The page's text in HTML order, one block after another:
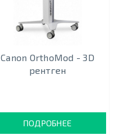
Canon OrthoMod - 3D
рентген
ПОДРОБНЕЕ